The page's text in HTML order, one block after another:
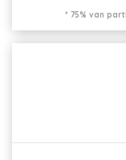
* 75% van